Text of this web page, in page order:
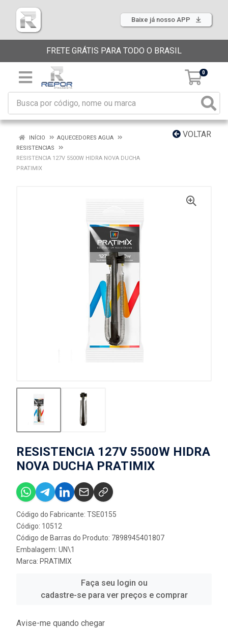
Baixe já nosso APP
FRETE GRÁTIS PARA TODO O BRASIL
0
VOLTAR
INÍCIO
AQUECEDORES AGUA
RESISTENCIAS
RESISTENCIA 127V 5500W HIDRA NOVA DUCHA
PRATIMIX
RESISTENCIA 127V 5500W HIDRA
NOVA DUCHA PRATIMIX
Código do Fabricante: TSE0155
Código: 10512
Código de Barras do Produto: 7898945401807
Embalagem: UN\1
Marca: PRATIMIX
Faça seu login ou
cadastre-se para ver preços e comprar
Avise-me quando chegar